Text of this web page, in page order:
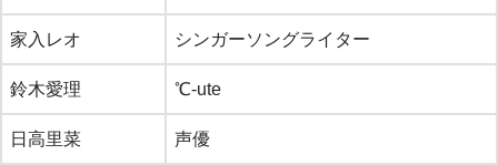
家入レオ シンガーソングライター
鈴木愛理 ℃-ute
日高里菜 声優